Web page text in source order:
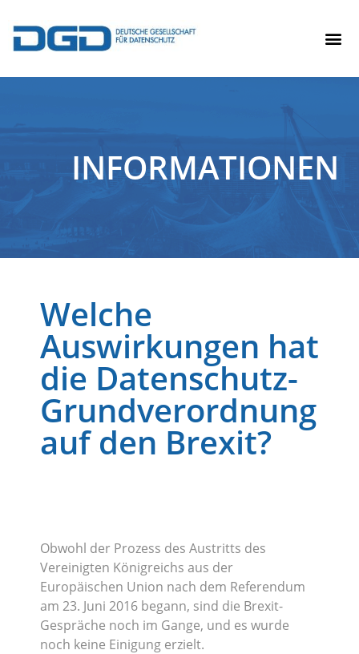
INFORMATIONEN
Welche
Auswirkungen hat
die Datenschutz-
Grundverordnung
auf den Brexit?
Obwohl der Prozess des Austritts des
Vereinigten Königreichs aus der
Europäischen Union nach dem Referendum
am 23. Juni 2016 begann, sind die Brexit-
Gespräche noch im Gange, und es wurde
noch keine Einigung erzielt.